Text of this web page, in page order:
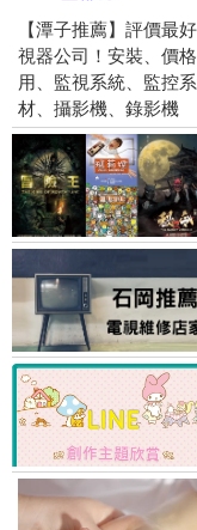
【潭子推薦】評價最
視器公司！安裝、價
用、監視系統、監控
材、攝影機、錄影機